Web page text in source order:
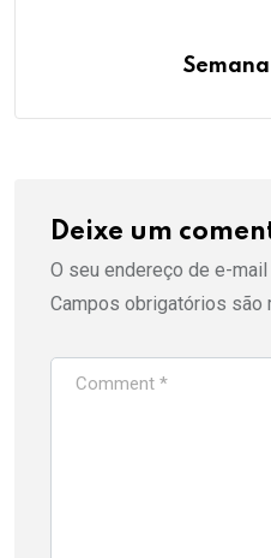
Deixe um
O seu endereço de e-
Campos obrigatórios são